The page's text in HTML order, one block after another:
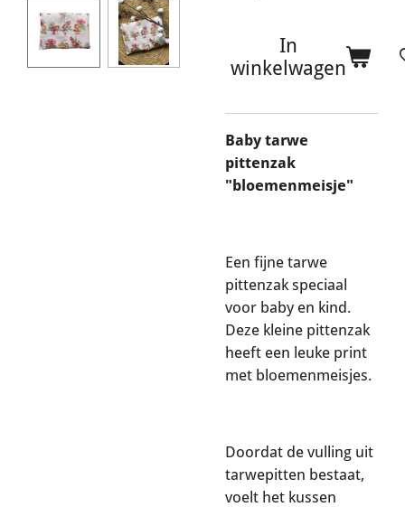
In
winkelwagen
Baby tarwe
pittenzak
"bloemenmeisje"
Een fijne tarwe
pittenzak speciaal
voor baby en kind.
Deze kleine pittenzak
heeft een leuke print
met bloemenmeisjes.
Doordat de vulling uit
tarwepitten bestaat,
voelt het kussen